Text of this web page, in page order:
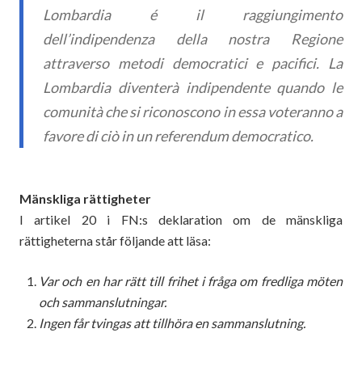
Lombardia é il raggiungimento
dell’indipendenza della nostra Regione
attraverso metodi democratici e pacifici. La
Lombardia diventerà indipendente quando le
comunità che si riconoscono in essa voteranno a
favore di ciò in un referendum democratico.
Mänskliga rättigheter
I artikel 20 i FN:s deklaration om de mänskliga
rättigheterna står följande att läsa:
Var och en har rätt till frihet i fråga om fredliga möten
och sammanslutningar.
Ingen får tvingas att tillhöra en sammanslutning.